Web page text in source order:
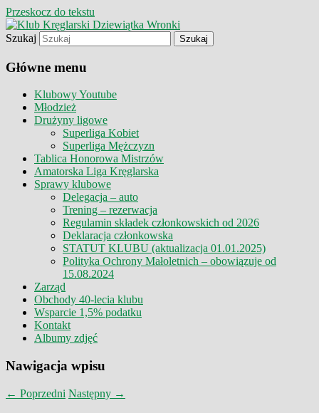
Przeskocz do tekstu
Klub Kręglarski Dziewiątka
Wronki
Klub Kręglarski Dziewiątka Wronki
Szukaj
Główne menu
Klubowy Youtube
Młodzież
Drużyny ligowe
Superliga Kobiet
Superliga Mężczyzn
Tablica Honorowa Mistrzów
Amatorska Liga Kręglarska
Sprawy klubowe
Delegacja – auto
Trening – rezerwacja
Regulamin składek członkowskich od 2026
Deklaracja członkowska
STATUT KLUBU (aktualizacja 01.01.2025)
Polityka Ochrony Małoletnich – obowiązuje od
15.08.2024
Zarząd
Obchody 40-lecia klubu
Wsparcie 1,5% podatku
Kontakt
Albumy zdjęć
Nawigacja wpisu
← Poprzedni Następny →